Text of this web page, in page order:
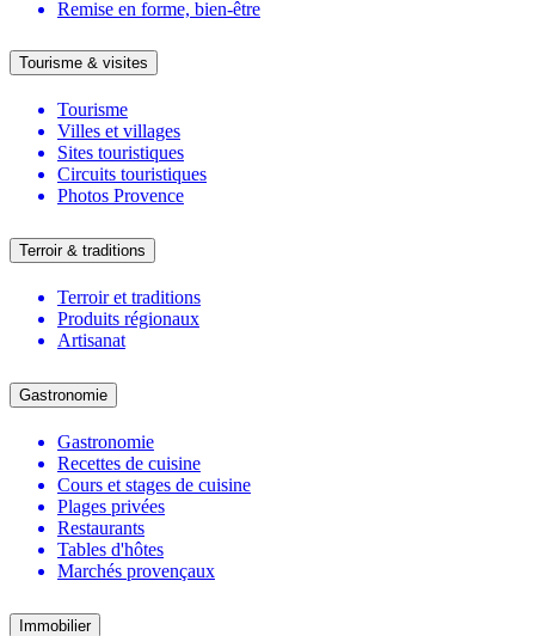
Remise en forme, bien-être
Tourisme & visites
Tourisme
Villes et villages
Sites touristiques
Circuits touristiques
Photos Provence
Terroir & traditions
Terroir et traditions
Produits régionaux
Artisanat
Gastronomie
Gastronomie
Recettes de cuisine
Cours et stages de cuisine
Plages privées
Restaurants
Tables d'hôtes
Marchés provençaux
Immobilier